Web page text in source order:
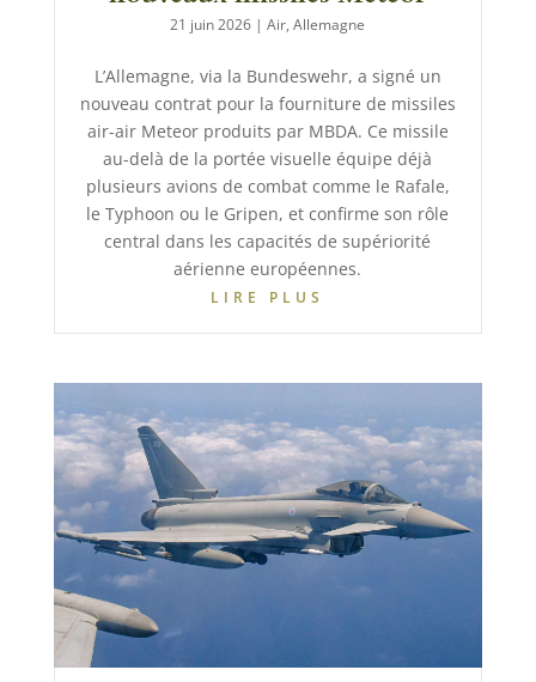
21 juin 2026 |Air,Allemagne
L’Allemagne, via la Bundeswehr, a signé un
nouveau contrat pour la fourniture de missiles
air-air Meteor produits par MBDA. Ce missile
au-delà de la portée visuelle équipe déjà
plusieurs avions de combat comme le Rafale,
le Typhoon ou le Gripen, et confirme son rôle
central dans les capacités de supériorité
aérienne européennes.
LIRE PLUS